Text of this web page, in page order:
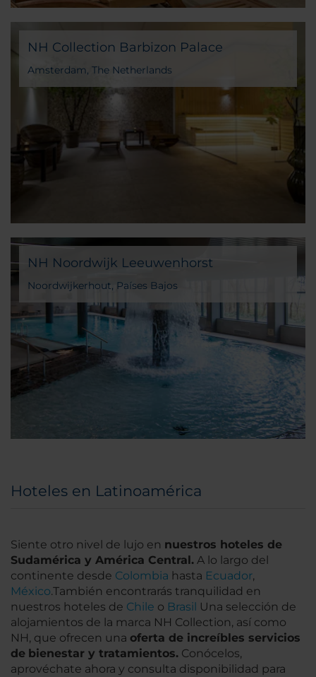
NH Collection Barbizon Palace
Amsterdam, The Netherlands
NH Noordwijk Leeuwenhorst
Noordwijkerhout, Países Bajos
Hoteles en Latinoamérica
Siente otro nivel de lujo en nuestros hoteles de
Sudamérica y América Central. A lo largo del
continente desde Colombia hasta Ecuador,
México.También encontrarás tranquilidad en
nuestros hoteles de Chile o Brasil Una selección de
alojamientos de la marca NH Collection, así como
NH, que ofrecen una oferta de increíbles servicios
de bienestar y tratamientos. Conócelos,
aprovéchate ahora y consulta disponibilidad para